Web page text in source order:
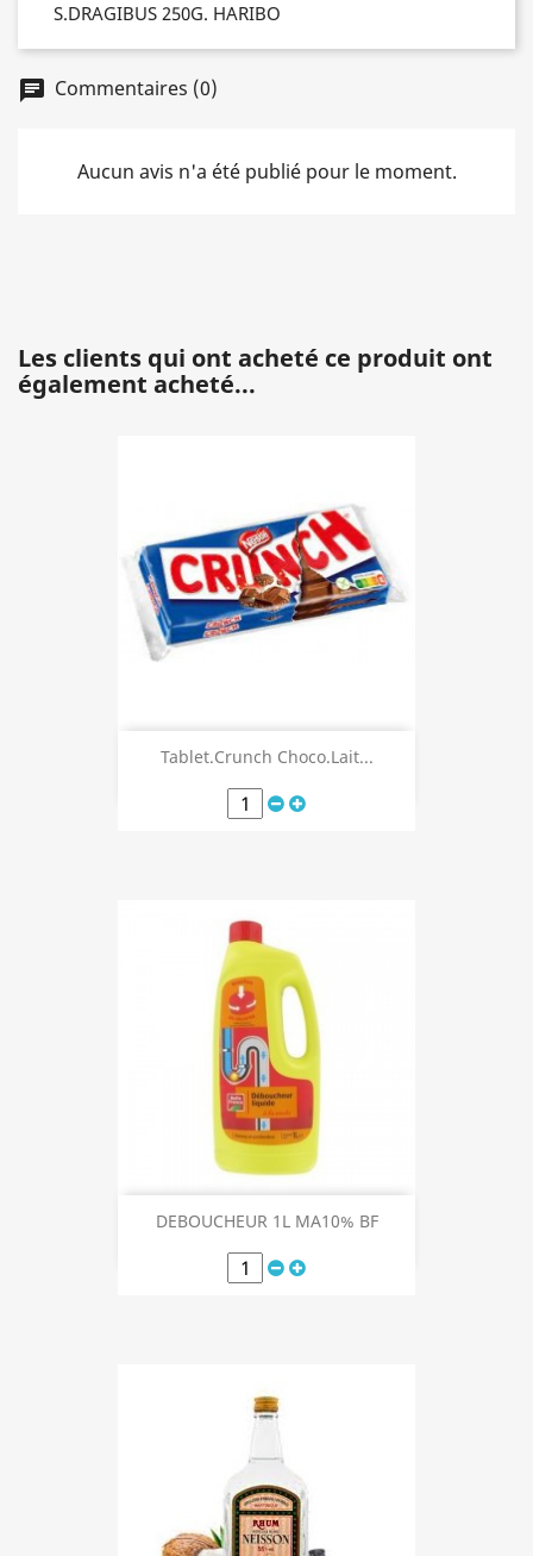
S.DRAGIBUS 250G. HARIBO
chat Commentaires (0)
Aucun avis n'a été publié pour le moment.
Les clients qui ont acheté ce produit ont
également acheté...
Tablet.Crunch Choco.Lait...
DEBOUCHEUR 1L MA10% BF